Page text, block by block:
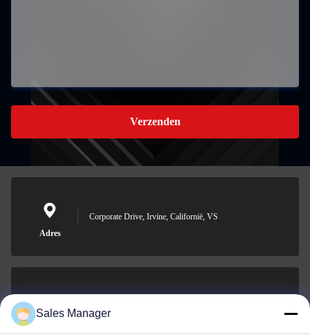
Verzenden
Adres
Corporate Drive, Irvine, Californië, VS
Sales Manager